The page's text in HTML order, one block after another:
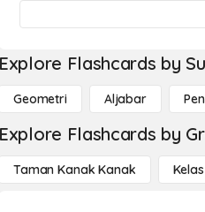
Explore Flashcards by
Geometri Aljabar
Explore Flashcards by
Taman Kanak Kanak Kelas